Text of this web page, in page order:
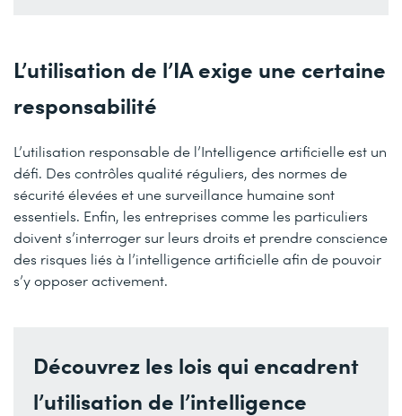
L’utilisation de l’IA exige une certaine
responsabilité
L’utilisation responsable de l’Intelligence artificielle est un
défi. Des contrôles qualité réguliers, des normes de
sécurité élevées et une surveillance humaine sont
essentiels. Enfin, les entreprises comme les particuliers
doivent s’interroger sur leurs droits et prendre conscience
des risques liés à l’intelligence artificielle afin de pouvoir
s’y opposer activement.
Découvrez les lois qui encadrent
l’utilisation de l’intelligence